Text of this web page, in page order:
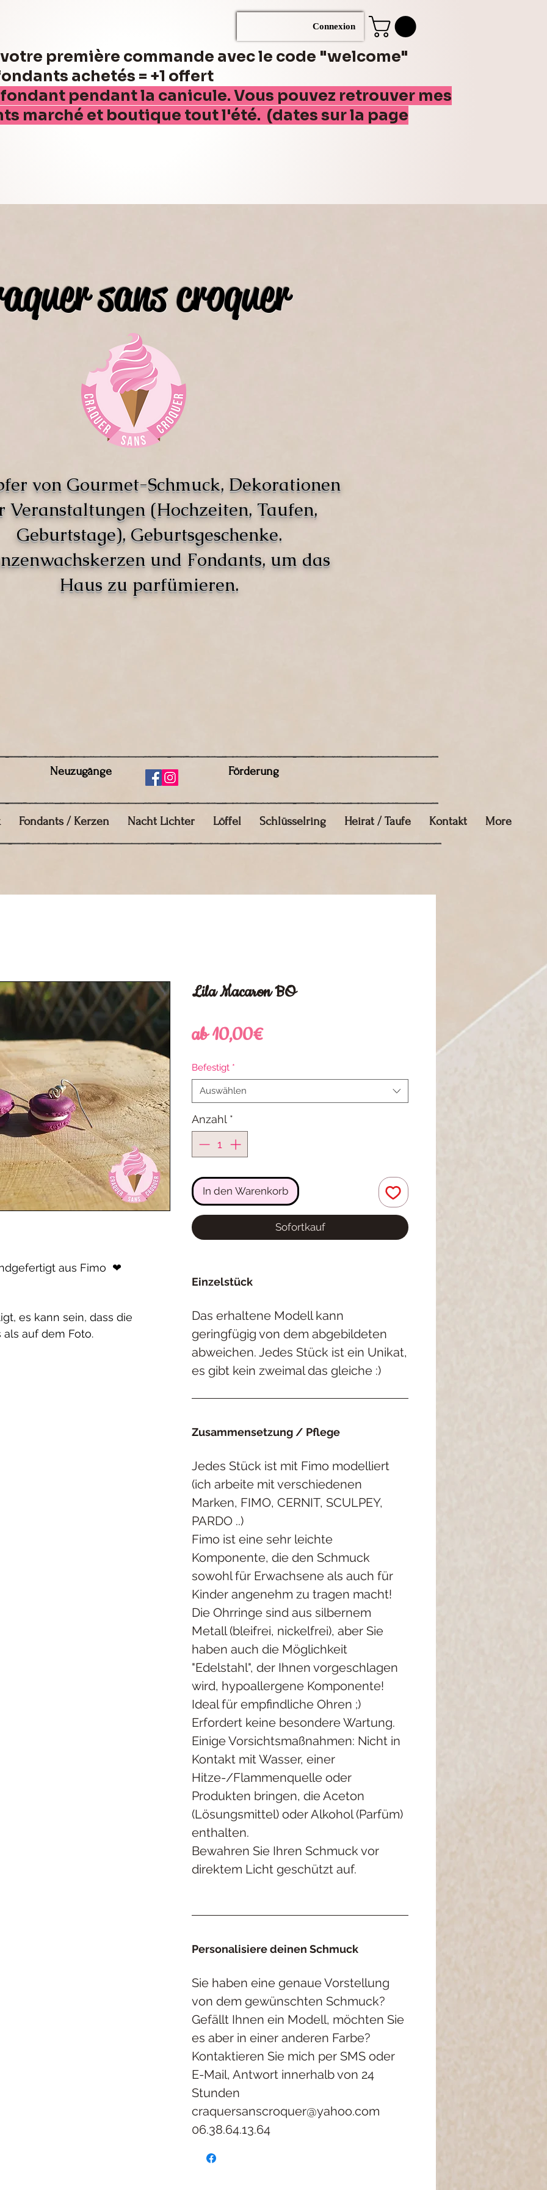
Connexion
première commande avec le code "welcome"
achetés = +1 offert
pendant la canicule. Vous pouvez retrouver mes
marché et boutique tout l'été. (dates sur la page
sans croquer
von Gourmet-Schmuck, Dekorationen
Veranstaltungen (Hochzeiten, Taufen,
Geburtstage), Geburtsgeschenke.
und Fondants, um das
Haus zu parfümieren.
Neuzugänge Förderung
Fondants / Kerzen Nacht Lichter Löffel Schlüsselring Heirat / Taufe Kontakt More
aus Fimo ❤
es kann sein, dass die
auf dem Foto.
Lila Macaron BO
ab10,00€Sale-
Befestigt *
Auswählen
Anzahl *
In den Warenkorb
Sofortkauf
Einzelstück
Das erhaltene Modell kann
geringfügig von dem abgebildeten
abweichen. Jedes Stück ist ein Unikat,
es gibt kein zweimal das gleiche :)
Zusammensetzung / Pflege
Jedes Stück ist mit Fimo modelliert
(ich arbeite mit verschiedenen
Marken, FIMO, CERNIT, SCULPEY,
PARDO ..)
Fimo ist eine sehr leichte
Komponente, die den Schmuck
sowohl für Erwachsene als auch für
Kinder angenehm zu tragen macht!
Die Ohrringe sind aus silbernem
Metall (bleifrei, nickelfrei), aber Sie
haben auch die Möglichkeit
"Edelstahl", der Ihnen vorgeschlagen
wird, hypoallergene Komponente!
Ideal für empfindliche Ohren ;)
Erfordert keine besondere Wartung.
Einige Vorsichtsmaßnahmen: Nicht in
Kontakt mit Wasser, einer
Hitze-/Flammenquelle oder
Produkten bringen, die Aceton
(Lösungsmittel) oder Alkohol (Parfüm)
enthalten.
Bewahren Sie Ihren Schmuck vor
direktem Licht geschützt auf.
Personalisiere deinen Schmuck
Sie haben eine genaue Vorstellung
von dem gewünschten Schmuck?
Gefällt Ihnen ein Modell, möchten Sie
es aber in einer anderen Farbe?
Kontaktieren Sie mich per SMS oder
E-Mail, Antwort innerhalb von 24
Stunden
craquersanscroquer@yahoo.com
06.38.64.13.64